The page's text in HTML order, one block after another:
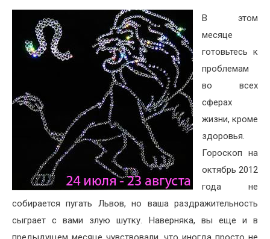
В этом
месяце
готовьтесь к
проблемам
во всех
сферах
жизни, кроме
здоровья.
Гороскоп на
октябрь 2012
года не
собирается пугать Львов, но ваша раздражительность
сыграет с вами злую шутку. Наверняка, вы еще и в